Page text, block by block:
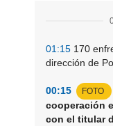
01:15 170
dirección de
00:15 FOTO
cooperación
con el titular